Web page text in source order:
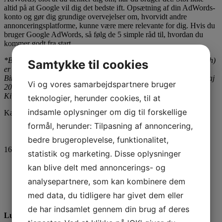
altid på at Google vil dig det bedste ift. Opsætning af din AdWords-
konto og gør dig grundige overvejelser om, hvorvidt andre
annonceringsplatforme, kunne være mere relevante for dig. Hvis du
bruger Google AdWords, så følg de 5 simple råd til, hvordan du
kommer godt fra start.
*Bing (tidligere Live Search, Windows Live Search og MSN Search)
er den nuværende, 2009, søgemaskine til internettet fra Microsoft.
Bing blev præsenteret af af Steve Ballmer fra Microsoft den 28. maj
2009 og var online den 3. juni 2009.
Kilde: wikipedia.org
Kategori(er):PPC Keyword(s):Bing, Google AdWords
16 stemmer - gennemsnit 4,3
Luciano Bellacci
Samtykke til cookies
Vi og vores samarbejdspartnere bruger
teknologier, herunder cookies, til at
indsamle oplysninger om dig til forskellige
formål, herunder: Tilpasning af annoncering,
bedre brugeroplevelse, funktionalitet,
statistik og marketing. Disse oplysninger
kan blive delt med annoncerings- og
analysepartnere, som kan kombinere dem
med data, du tidligere har givet dem eller
de har indsamlet gennem din brug af deres